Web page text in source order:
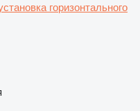
горизонтального